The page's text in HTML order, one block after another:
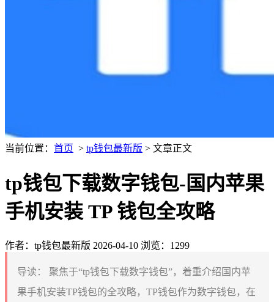
当前位置： 首页 > tp钱包最新版 > 文章正文
tp钱包下载数字钱包-国内苹果
手机安装 TP 钱包全攻略
作者：tp钱包最新版 2026-04-10 浏览：1299
导读：
聚焦于“tp钱包下载数字钱包”，着重介绍国内苹
果手机安装TP钱包的全攻略，TP钱包作为数字钱包，在